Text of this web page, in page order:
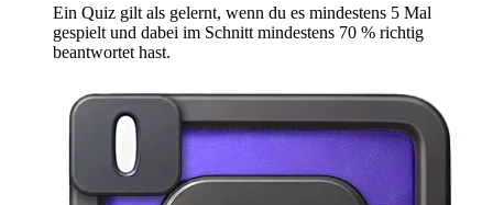
Ein Quiz gilt als gelernt, wenn du es mindestens 5 Mal
gespielt und dabei im Schnitt mindestens 70 % richtig
beantwortet hast.